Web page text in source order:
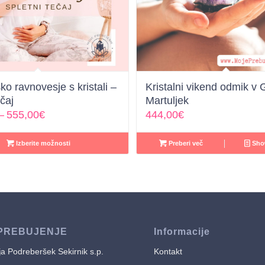
ravnovesje s kristali –
555,00€Cenovni
od
369,00€
Izberite možnosti
Kristalni vikend odmik v
Martuljek
444,00€
Preberi več
Podreberšek Sekirnik s.p.
Informacije
Kontakt